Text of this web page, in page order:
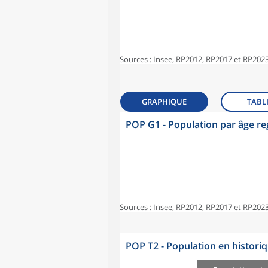
Sources : Insee, RP2012, RP2017 et
GRAPHIQUE
POP G1 - Population par âge
Sources : Insee, RP2012, RP2017 et
POP T2 - Population en